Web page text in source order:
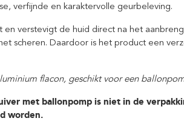
verfijnde en karaktervolle geurbeleving.
en verstevigt de huid direct na het
scheren. Daardoor is het product een
flacon, geschikt voor een
met ballonpomp is niet in de
worden.